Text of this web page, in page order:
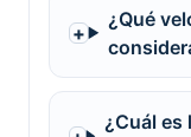
¿Qué
¿Cuál es